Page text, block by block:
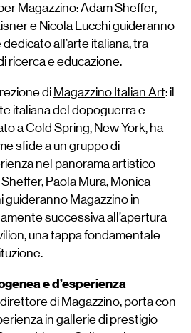
Magazzino: Adam Sheffer,
e Nicola Lucchi guideranno
all’arte italiana, tra
ricerca e educazione.
di Magazzino Italian Art: il
italiana del dopoguerra e
a Cold Spring, New York, ha
sfide a un gruppo di
nel panorama artistico
Paola Mura, Monica
guideranno Magazzino in
successiva all’apertura
una tappa fondamentale
e d’esperienza
di Magazzino, porta con
in gallerie di prestigio